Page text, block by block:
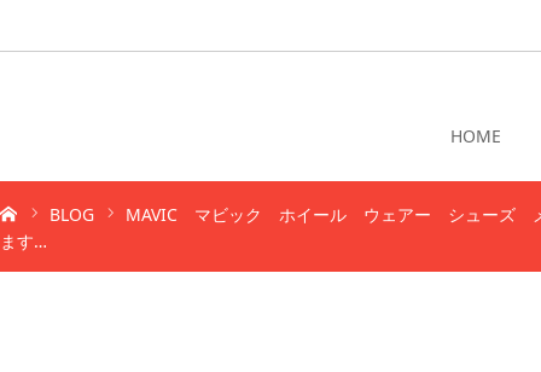
HOME
BLOG
MAVIC マビック ホイール ウェアー シューズ
ます…